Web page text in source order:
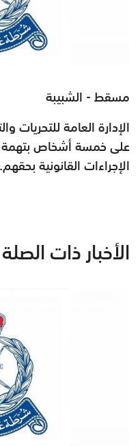
مسقط - الشبيبة
الإدارة العامة للتحريات
على خمسة أشخاص بتهمة
الإجراءات القانونية بحقهم.
الأخبار ذات الصلة